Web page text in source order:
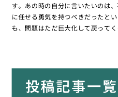
す。あの時の自分に言いたいのは
に任せる勇気を持つべきだったと
も、問題はただ巨大化して戻ってく
投稿記事一覧